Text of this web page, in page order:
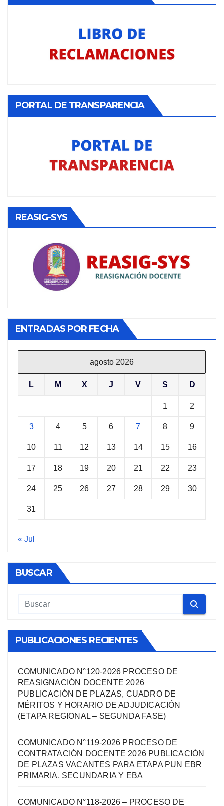
PORTAL DE TRANSPARENCIA
REASIG-SYS
ENTRADAS POR FECHA
agosto 2026
L M X J V S D
1 2
3 4 5 6 7 8 9
10 11 12 13 14 15 16
17 18 19 20 21 22 23
24 25 26 27 28 29 30
31
« Jul
BUSCAR
PUBLICACIONES RECIENTES
COMUNICADO N°120-2026 PROCESO DE
REASIGNACIÓN DOCENTE 2026
PUBLICACIÓN DE PLAZAS, CUADRO DE
MÉRITOS Y HORARIO DE ADJUDICACIÓN
(ETAPA REGIONAL – SEGUNDA FASE)
COMUNICADO N°119-2026 PROCESO DE
CONTRATACIÓN DOCENTE 2026 PUBLICACIÓN
DE PLAZAS VACANTES PARA ETAPA PUN EBR
PRIMARIA, SECUNDARIA Y EBA
COMUNICADO N°118-2026 – PROCESO DE